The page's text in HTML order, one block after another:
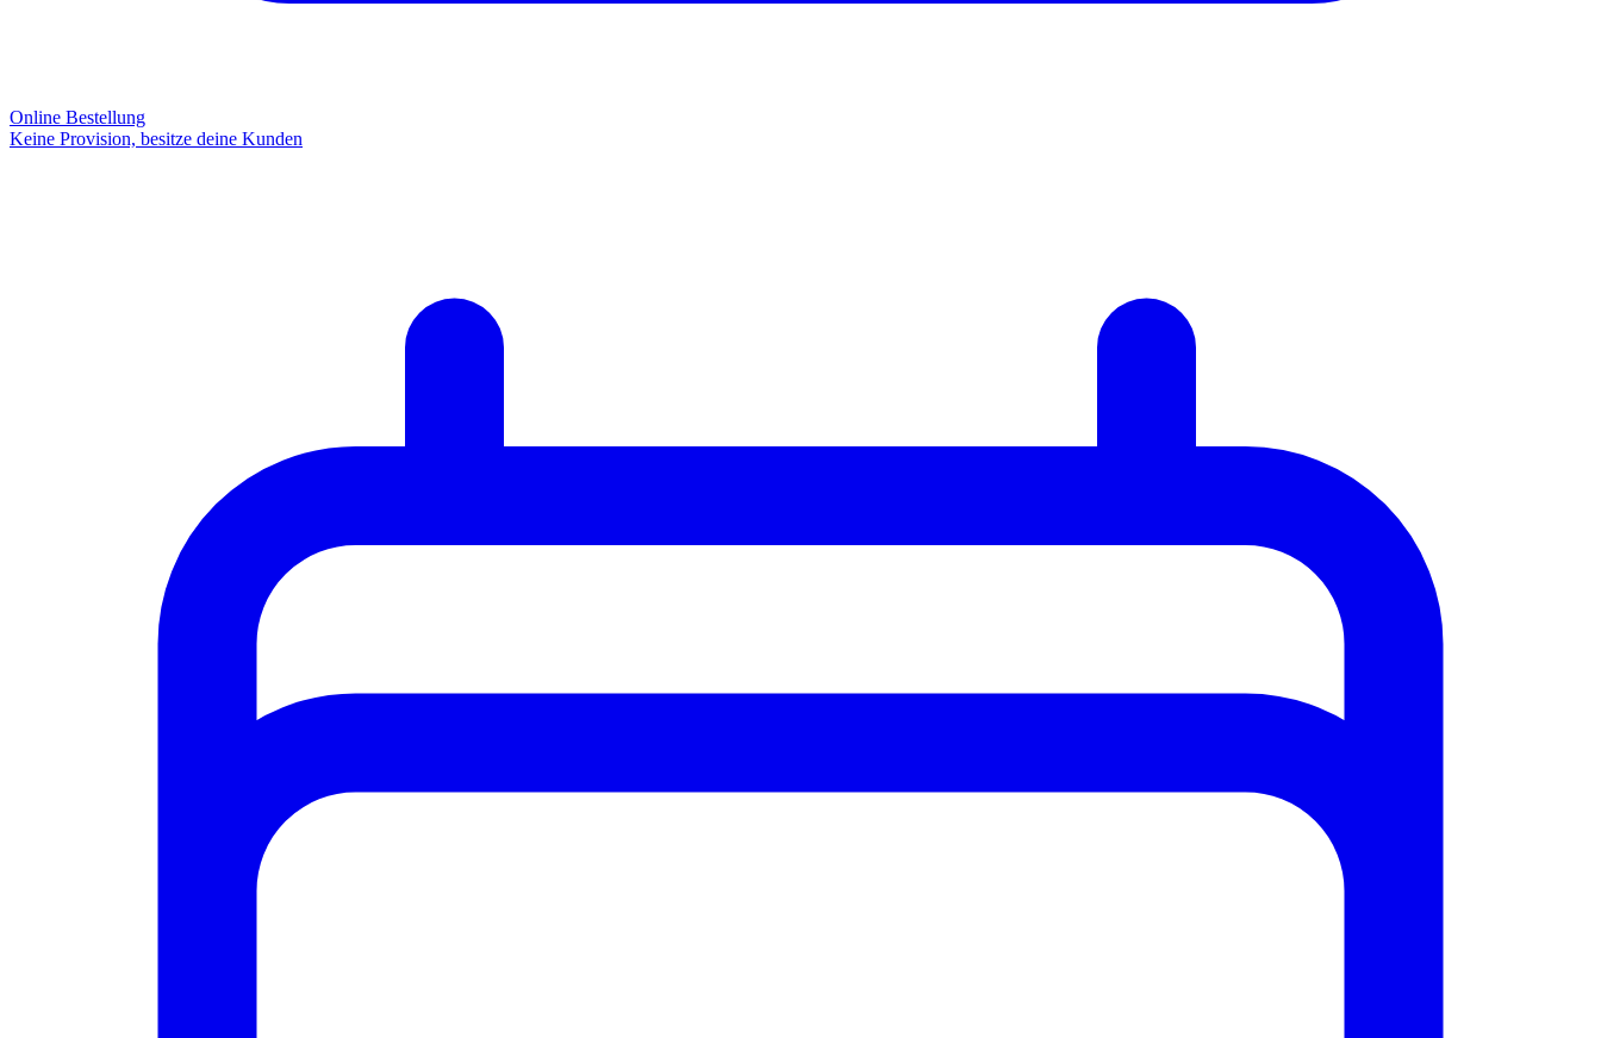
Online Bestellung
Keine Provision, besitze deine Kunden